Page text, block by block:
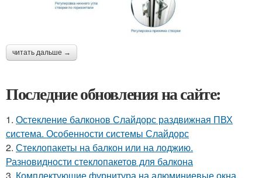
читать дальше →
Последние обновления на сайте:
1. Остекление балконов Слайдорс раздвижная ПВХ
система. Особенности системы Слайдорс
2. Стеклопакеты на балкон или на лоджию.
Разновидности стеклопакетов для балкона